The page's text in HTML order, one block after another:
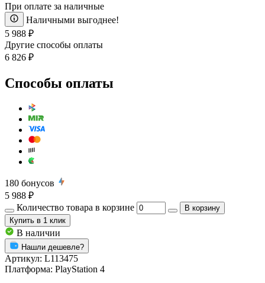
При оплате за наличные
Наличными выгоднее!
5 988 ₽
Другие способы оплаты
6 826 ₽
Способы оплаты
180 бонусов
5 988 ₽
Количество товара в корзине
В корзину
Купить в 1 клик
В наличии
Нашли дешевле?
Артикул: L113475
Платформа: PlayStation 4